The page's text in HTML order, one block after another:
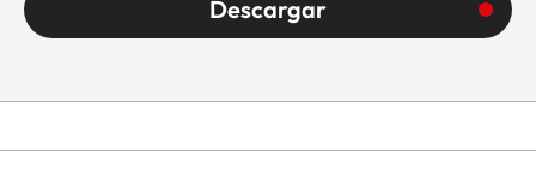
Descargar